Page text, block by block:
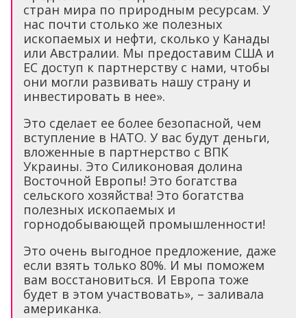
стран мира по природным ресурсам. У
нас почти столько же полезных
ископаемых и нефти, сколько у Канады
или Австралии. Мы предоставим США и
ЕС доступ к партнерству с нами, чтобы
они могли развивать нашу страну и
инвестировать в нее».
Это сделает ее более безопасной, чем
вступление в НАТО. У вас будут деньги,
вложенные в партнерство с ВПК
Украины. Это Силиконовая долина
Восточной Европы! Это богатства
сельского хозяйства! Это богатства
полезных ископаемых и
горнодобывающей промышленности!
Это очень выгодное предложение, даже
если взять только 80%. И мы поможем
вам восстановиться. И Европа тоже
будет в этом участвовать», – заливала
американка.